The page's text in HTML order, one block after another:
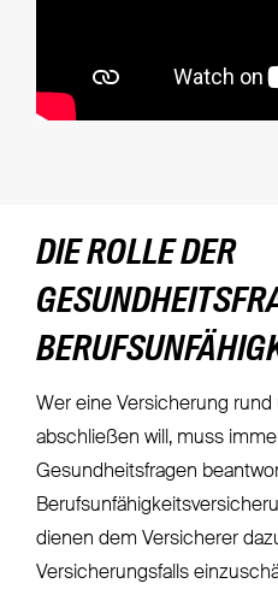
DIE ROLLE DER
Wer eine Versicherung
abschließen will, muss
Gesundheitsfragen
dienen dem Versicherer
Versicherungsfalls